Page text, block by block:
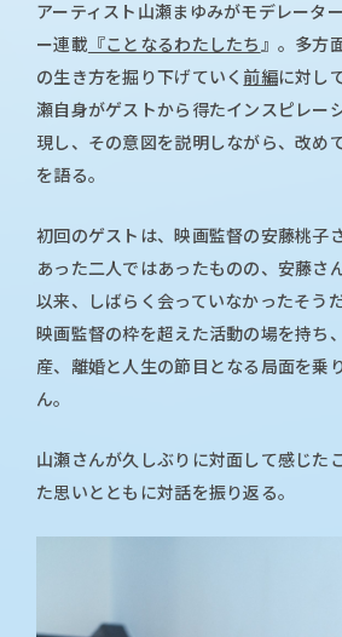
アーティスト山瀬まゆみがモデレータ
ー連載 『ことなるわたしたち 』。多方
の生き方を掘り下げていく 前編に対し
瀬自身がゲストから得たインスピレー
現し、その意図を説明しながら、改め
を語る。
初回のゲストは、映画監督の安藤桃子
あった二人ではあったものの、安藤さ
以来、しばらく会っていなかったそう
映画監督の枠を超えた活動の場を持ち
産、離婚と人生の節目となる局面を乗
ん。
山瀬さんが久しぶりに対面して感じた
た思いとともに対話を振り返る。